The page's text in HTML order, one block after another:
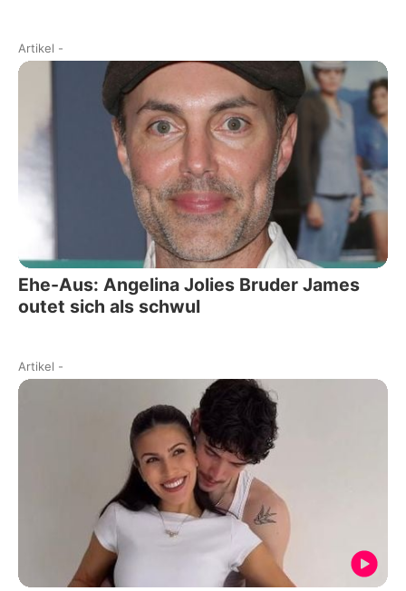
Artikel -
Ehe-Aus: Angelina Jolies Bruder James
outet sich als schwul
Artikel -